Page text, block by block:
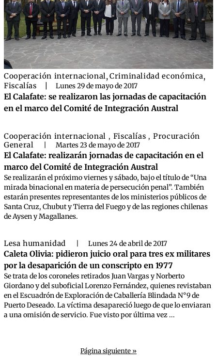
Cooperación internacional,Criminalidad económica,
Fiscalías Lunes 29 de mayo de 2017
El Calafate: se realizaron las jornadas de capacitación
en el marco del Comité de Integración Austral
Cooperación internacional , Fiscalías , Procuración
General
Martes 23 de mayo de 2017
El Calafate: realizarán jornadas de capacitación en el
marco del Comité de Integración Austral
Se realizarán el próximo viernes y sábado, bajo el título de “Una
mirada binacional en materia de persecución penal”. También
estarán presentes representantes de los ministerios públicos de
Santa Cruz, Chubut y Tierra del Fuego y de las regiones chilenas
de Aysen y Magallanes.
Lesa humanidad Lunes 24 de abril de 2017
Caleta Olivia: pidieron juicio oral para tres ex militares
por la desaparición de un conscripto en 1977
Se trata de los coroneles retirados Juan Vargas y Norberto
Giordano y del suboficial Lorenzo Fernández, quienes revistaban
en el Escuadrón de Exploración de Caballería Blindada N°9 de
Puerto Deseado. La víctima desapareció luego de que lo enviaran
a una omisión de servicio. Fue visto por última vez ...
Página siguiente »